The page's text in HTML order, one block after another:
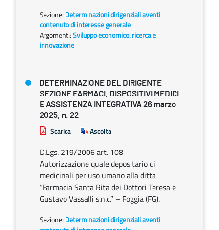
Sezione: Determinazioni dirigenziali aventi
contenuto di interesse generale
Argomenti:Sviluppo economico, ricerca e
innovazione
DETERMINAZIONE DEL DIRIGENTE
SEZIONE FARMACI, DISPOSITIVI MEDICI
E ASSISTENZA INTEGRATIVA 26 marzo
2025, n. 22
Scarica Ascolta
D.Lgs. 219/2006 art. 108 –
Autorizzazione quale depositario di
medicinali per uso umano alla ditta
“Farmacia Santa Rita dei Dottori Teresa e
Gustavo Vassalli s.n.c.” – Foggia (FG).
Sezione: Determinazioni dirigenziali aventi